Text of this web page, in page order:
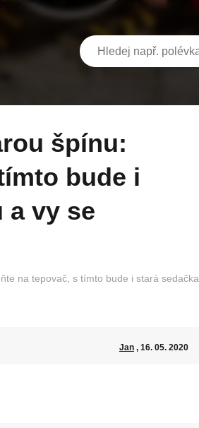
bude i
a vy se
na tepovač, s tímto bude i stará sedačka
Jan, 16. 05. 2020